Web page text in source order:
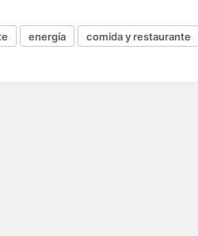
energía comida y restaurante